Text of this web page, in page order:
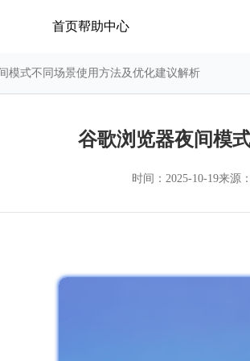
首页帮助中心
模式不同场景使用方法及优化建议解析
谷歌浏览器夜间模
时间： 2025-10-19来源：